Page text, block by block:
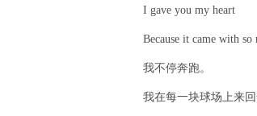
I gave you my heart
Because it came with so
我不停奔跑。
我在每一块球场上来